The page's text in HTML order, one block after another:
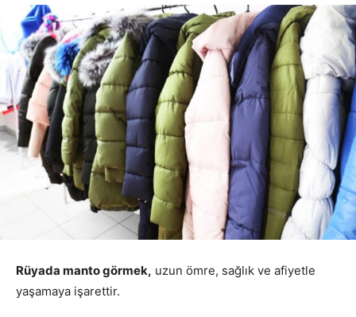
Rüyada manto görmek, uzun ömre, sağlık ve afiyetle
yaşamaya işarettir.